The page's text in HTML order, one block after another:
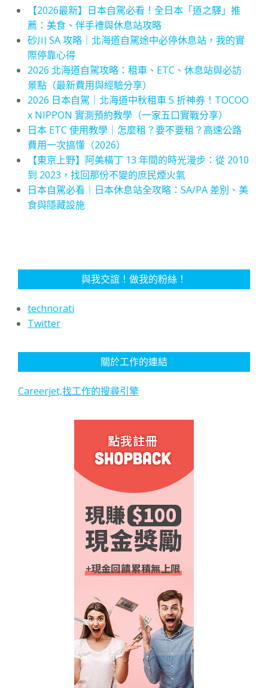
【2026最新】日本自駕必看！全日本「道之驛」推
薦：美食、伴手禮與休息站攻略
砂川 SA 攻略｜北海道自駕途中必停休息站，我的實
際停靠心得
2026 北海道自駕攻略：租車、ETC、休息站與必訪
景點（最新費用與經驗分享）
2026 日本自駕｜北海道中秋租車 5 折神券！TOCOO
x NIPPON 實測預約教學（一家五口實戰分享）
日本 ETC 使用教學｜怎麼租？要不要租？高速公路
費用一次搞懂（2026）
【東京上野】阿美橫丁 13 年間的時光漫步：從 2010
到 2023，找回那份不變的庶民煙火氣
日本自駕必看｜日本休息站全攻略：SA/PA 差別、美
食與隱藏設施
與我交誼！做我的粉絲！
technorati
Twitter
關於工作的連結
Careerjet,找工作的搜尋引擎